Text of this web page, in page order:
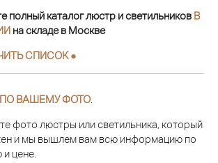
полный каталог люстр и светильников В
на складе в Москве
СПИСОК ●
ВАШЕМУ ФОТО
фото люстры или светильника, который
и мы вышлем вам всю информацию по
цене.